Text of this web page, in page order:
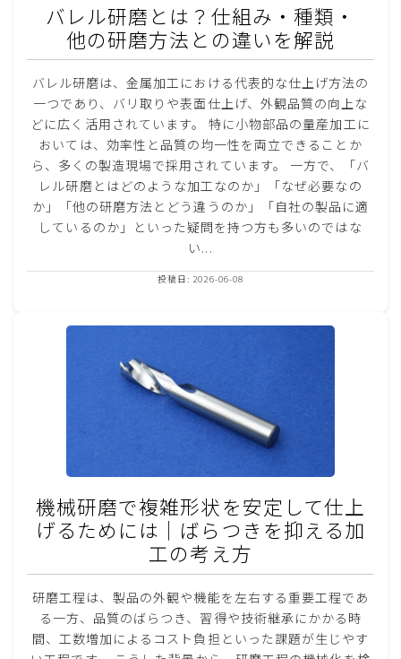
バレル研磨とは？仕組み・種類・
他の研磨方法との違いを解説
バレル研磨は、金属加工における代表的な仕上げ方法の
一つであり、バリ取りや表面仕上げ、外観品質の向上な
どに広く活用されています。 特に小物部品の量産加工に
おいては、効率性と品質の均一性を両立できることか
ら、多くの製造現場で採用されています。 一方で、「バ
レル研磨とはどのような加工なのか」「なぜ必要なの
か」「他の研磨方法とどう違うのか」「自社の製品に適
しているのか」といった疑問を持つ方も多いのではな
い...
投稿日: 2026-06-08
機械研磨で複雑形状を安定して仕上
げるためには｜ばらつきを抑える加
工の考え方
研磨工程は、製品の外観や機能を左右する重要工程であ
る一方、品質のばらつき、習得や技術継承にかかる時
間、工数増加によるコスト負担といった課題が生じやす